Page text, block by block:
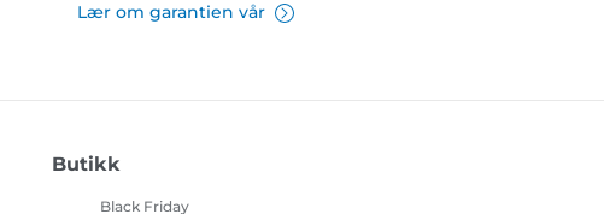
Lær om garantien vår
Butikk
Black Friday